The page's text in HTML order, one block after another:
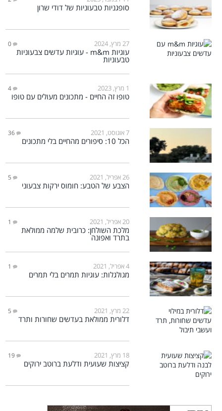
סופגניות טבעוניות של דודי שרון
27 מרץ, 2024 0
עוגיות m&m - עוגיות עדשים צבעוניות
טבעוניות
1 מרץ, 2023 4
טופו זה החיים - מתכונים מעולים עם טופו
7 אוגוסט, 2021 36
הכל 10: סיפורים מהחיים בלי מתכונים
26 אפריל, 2021 5
הצבע של הטבע: חומוס ירקות צבעוני
20 אפריל, 2021 1
מלכת השולחן: כרובית שלמה ממולאת
בתרד ואפונה
4 אפריל, 2021 1
מגולגלות: עוגיות תמרים בלי תמרים
22 מרץ, 2021 5
דלורית ממולאת בעדשים שחורות ותרד
18 מרץ, 2021 19
קציצות שעועית ודלעת ברוטב ירוקים